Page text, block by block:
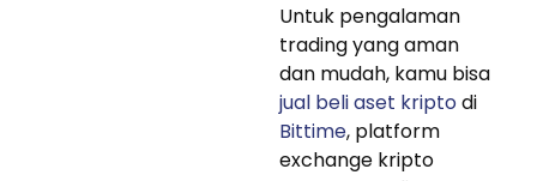
Untuk pengalaman
trading yang aman
dan mudah, kamu bisa
jual beli aset kriptodi
Bittime, platform
exchange kripto